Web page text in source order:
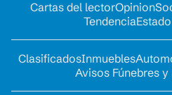
Cartas del lectorOpinion
Tendencia
ClasificadosInmuebles
Avisos Fúnebres y